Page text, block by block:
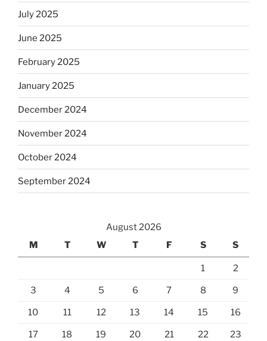
July 2025
June 2025
February 2025
January 2025
December 2024
November 2024
October 2024
September 2024
August 2026
M
T W T F S S
1 2
3 4 5 6 7 8 9
10 11 12 13 14 15 16
17 18 19 20 21 22 23